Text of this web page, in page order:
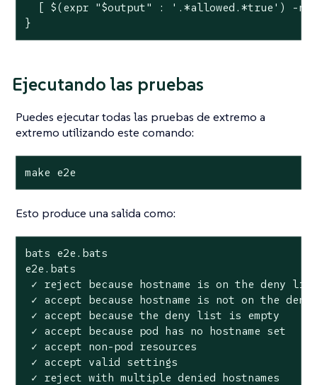
  [ $(expr
"$output" : '.*allowed.*true' ) -ne
}
Ejecutando las pruebas
Puedes ejecutar todas las pruebas de extremo a
extremo utilizando este comando:
make e2e
Esto produce una salida como:
bats e2e.bats
e2e.bats
✓ reject because hostname is on the deny list
✓ accept because hostname is not on the
✓ accept because the deny list is empty
✓ accept because pod has no hostname set
✓ accept non-pod resources
✓ accept valid settings
✓ reject with multiple denied hostnames